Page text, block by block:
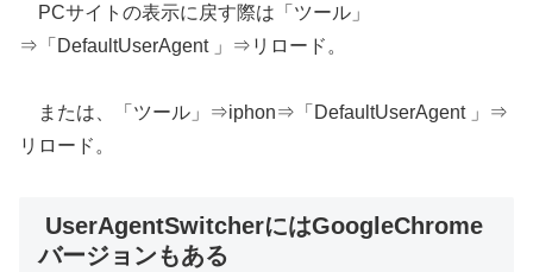
PCサイトの表示に戻す際は「ツール」
⇒「DefaultUserAgent 」⇒リロード。
または、「ツール」⇒iphon⇒「DefaultUserAgent 」⇒
リロード。
UserAgentSwitcherにはGoogleChrome
バージョンもある